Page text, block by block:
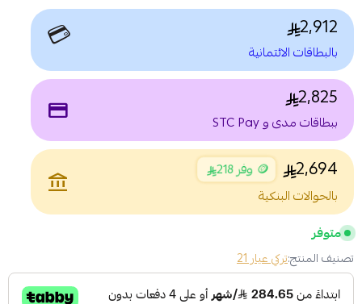
2,912
بالبطاقات الائتمانية 💳
2,825
ببطاقات مدى و STC Pay payment
2,694 🪙 وفر 218
بالحوالات البنكية
account_balance
متوفر
تصنيف المنتج:تركي عيار 21